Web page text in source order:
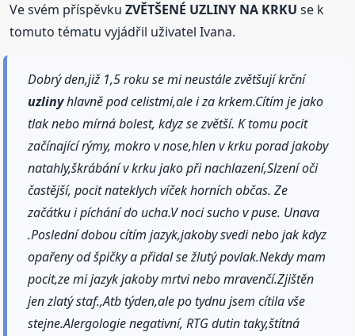
Ve svém příspěvkuZVĚTŠENÉ UZLINY NA KRKU se k
tomuto tématu vyjádřil uživatel Ivana.
Dobrý den,již 1,5 roku se mi neustále zvětšují krční
uzlinyhlavně pod celistmi,ale i za krkem.Cítím je jako
tlak nebo mírná bolest, kdyz se zvětší. K tomu pocit
začínající rýmy, mokro v nose,hlen v krku porad jakoby
natahly,škrábání v krku jako při nachlazení,Slzení oči
častější, pocit nateklych víček horních občas. Ze
začátku i píchání do ucha.V noci sucho v puse. Unava
.Poslední dobou cítím jazyk,jakoby svedi nebo jak kdyz
opařeny od špičky a přidal se žlutý povlak.Nekdy mam
pocit,ze mi jazyk jakoby mrtvi nebo mravenčí.Zjištěn
jen zlatý staf.,Atb týden,ale po tydnu jsem cítila vše
stejne.Alergologie negativní, RTG dutin taky,štítná